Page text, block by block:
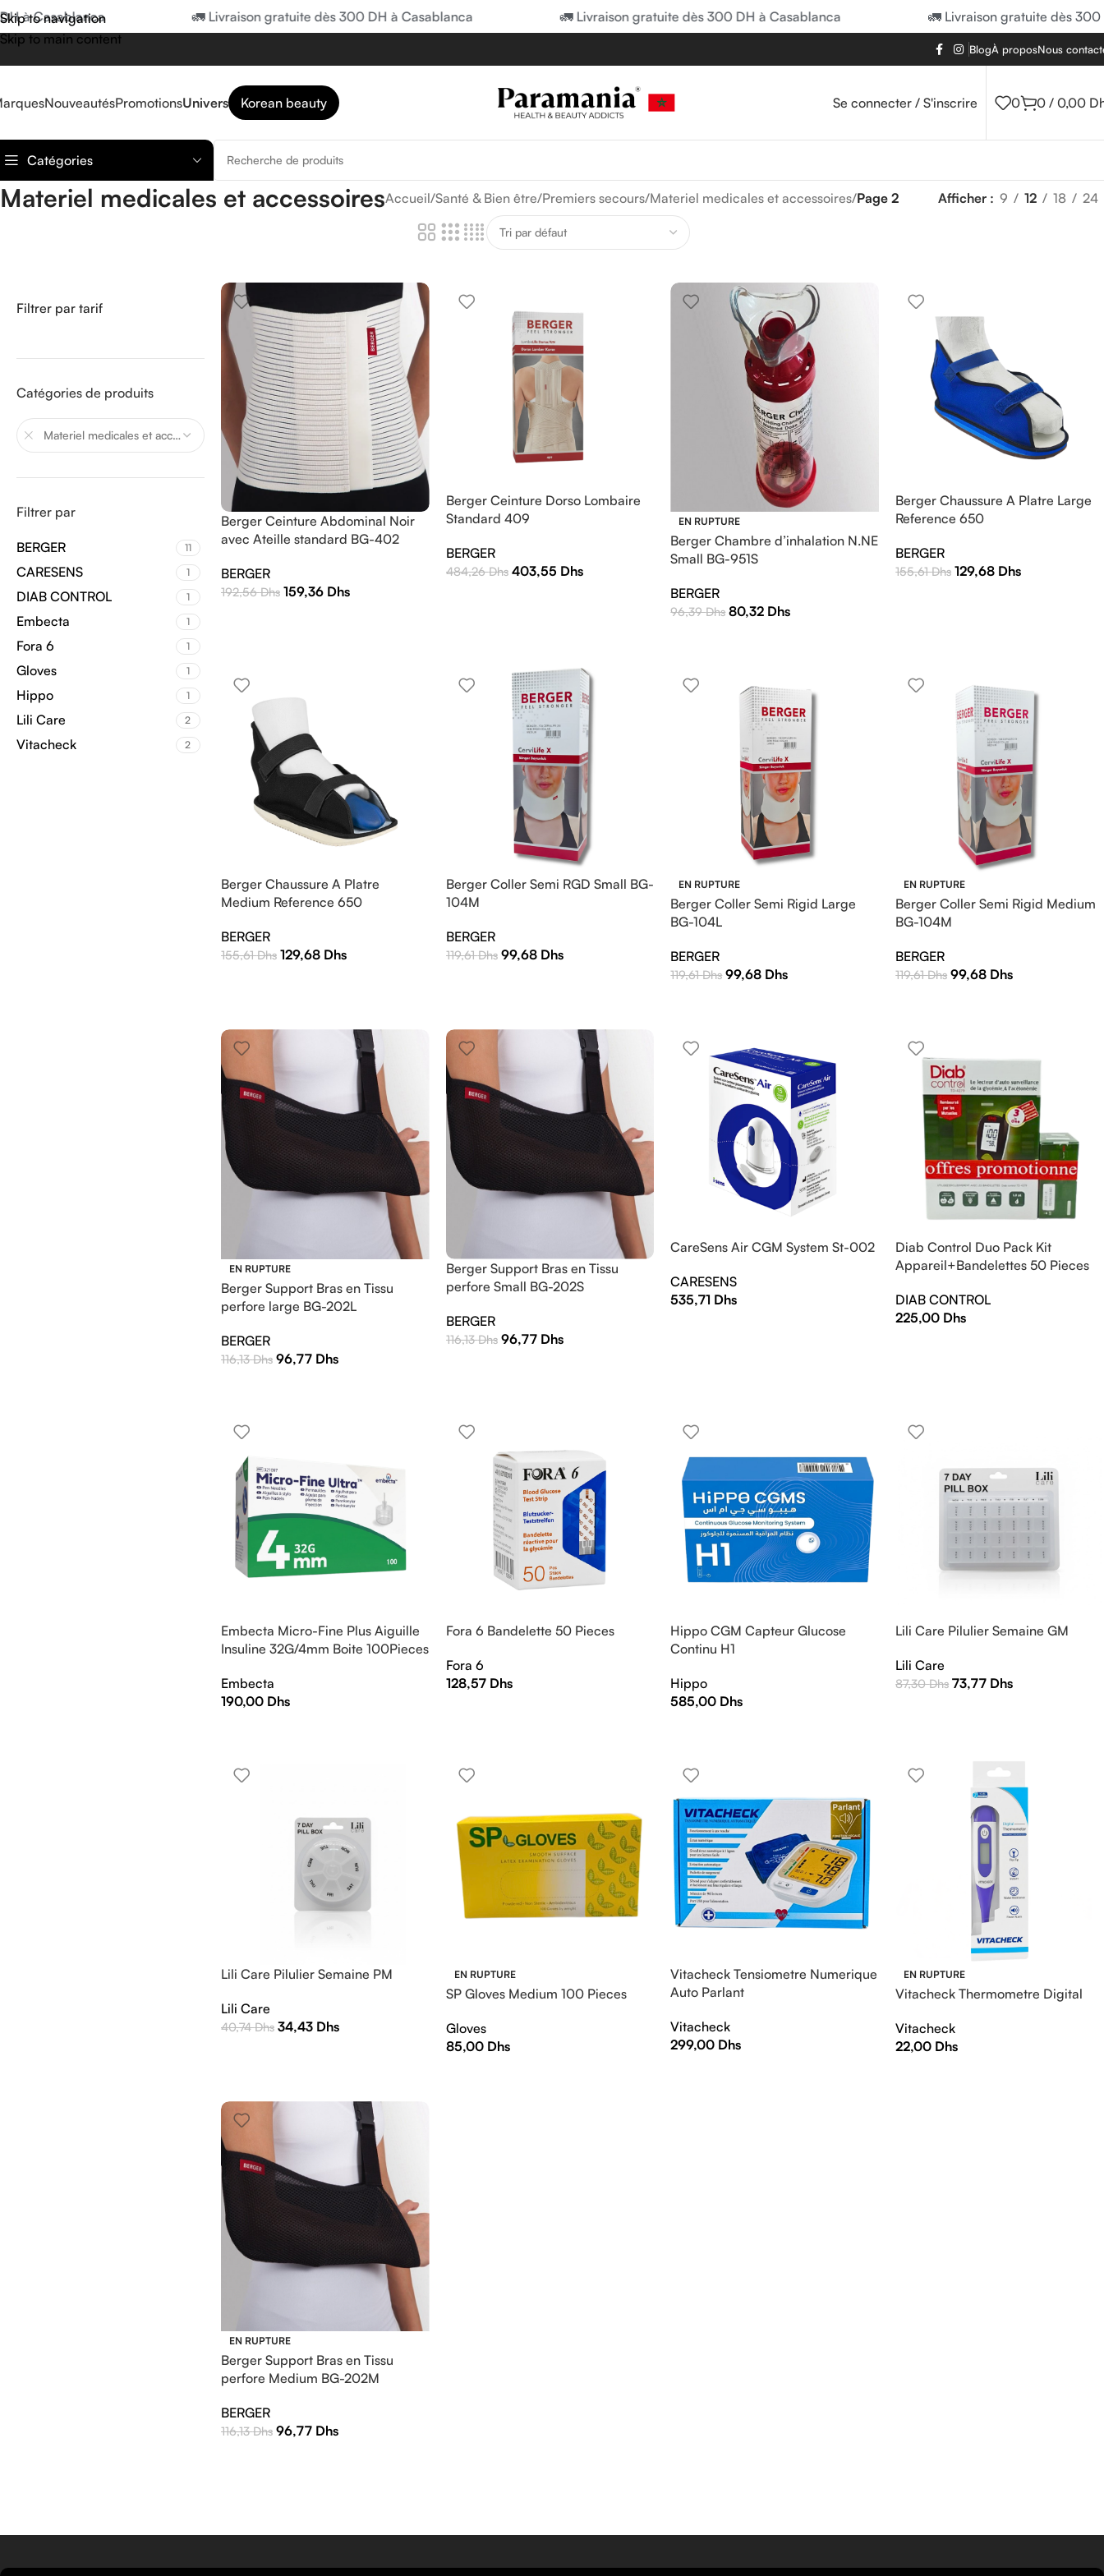
Skip to navigation
Skip to main content
🚛 Livraison gratuite dès 300 DH à Casablanca 🚛 Livraison gratuite dès 300 DH à Casablanca 🚛 Livraison gratuite dès 300 DH à
BlogÀ proposNous
NouveautésPromotionsUnivers Korean beauty Se connecter / S'inscrire 0 0 / 0,00
Catégories
Materiel medicales et accessoiresAccueil/Santé & Bien être/Premiers secours/Materiel medicales et accessoires/Page 2 Afficher 9 12 18 24
Filtrer par tarif
Catégories de produits
Materiel medicales et accessoires
Filtrer par
BERGER 11
CARESENS 1
DIAB CONTROL 1
Embecta 1
Fora 6 1
Gloves 1
Hippo 1
Lili Care 2
Vitacheck 2
Berger Ceinture Abdominal Noir
avec Ateille standard BG-402
BERGER
192,56Dhs 159,36 Dhs
Berger Ceinture Dorso Lombaire
Standard 409
BERGER
484,26Dhs 403,55 Dhs
EN RUPTURE
Berger Chambre d’inhalation N.NE
Small BG-951S
BERGER
96,39Dhs 80,32 Dhs
Berger Chaussure A Platre Large
Reference 650
BERGER
155,61Dhs 129,68 Dhs
Berger Chaussure A Platre
Medium Reference 650
BERGER
155,61Dhs 129,68 Dhs
Berger Coller Semi RGD Small BG-
104M
BERGER
119,61Dhs 99,68 Dhs
EN RUPTURE
Berger Coller Semi Rigid Large
BG-104L
BERGER
119,61Dhs 99,68 Dhs
EN RUPTURE
Berger Coller Semi Rigid Medium
BG-104M
BERGER
119,61Dhs 99,68 Dhs
EN RUPTURE
Berger Support Bras en Tissu
perfore large BG-202L
BERGER
116,13Dhs 96,77 Dhs
Berger Support Bras en Tissu
perfore Small BG-202S
BERGER
116,13Dhs 96,77 Dhs
CareSens Air CGM System St-002
CARESENS
535,71 Dhs
Diab Control Duo Pack Kit
Appareil+Bandelettes 50 Pieces
DIAB CONTROL
225,00 Dhs
Embecta Micro-Fine Plus Aiguille
Insuline 32G/4mm Boite 100Pieces
Embecta
190,00 Dhs
Fora 6 Bandelette 50 Pieces
Fora 6
128,57 Dhs
Hippo CGM Capteur Glucose
Continu H1
Hippo
585,00 Dhs
Lili Care Pilulier Semaine GM
Lili Care
87,30Dhs 73,77 Dhs
Lili Care Pilulier Semaine PM
Lili Care
40,74Dhs 34,43 Dhs
EN RUPTURE
SP Gloves Medium 100 Pieces
Gloves
85,00 Dhs
Vitacheck Tensiometre Numerique
Auto Parlant
Vitacheck
299,00 Dhs
EN RUPTURE
Vitacheck Thermometre Digital
Vitacheck
22,00 Dhs
EN RUPTURE
Berger Support Bras en Tissu
perfore Medium BG-202M
BERGER
116,13Dhs 96,77 Dhs